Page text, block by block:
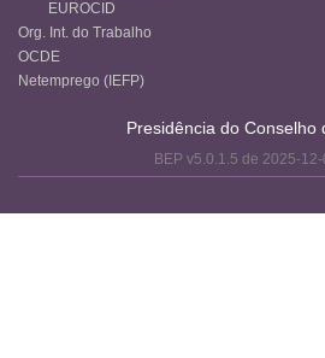
EUROCID
Org. Int. do Trabalho
OCDE
Netemprego (IEFP)
Presidência do Conselho
BEP v5.0.1.5 de 2025-